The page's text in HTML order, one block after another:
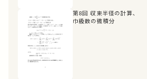
第8回 収束半径の計算、
巾級数の微積分